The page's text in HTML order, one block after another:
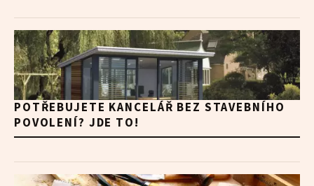
POTŘEBUJETE KANCELÁŘ BEZ STAVEBNÍHO
POVOLENÍ? JDE TO!